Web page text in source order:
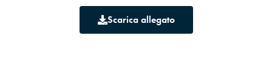
Scarica allegato